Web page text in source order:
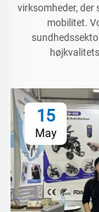
virksomheder, der
mobilitet.
15
May